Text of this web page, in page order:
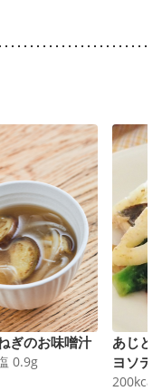
ぎのお味噌汁
0.9g
あじと
ヨソテ
200kcal